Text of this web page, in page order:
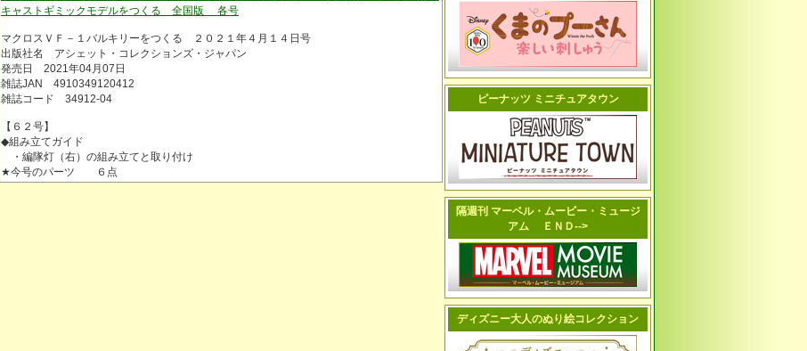
キャストギミックモデルをつくる 全国版 各号
マクロスＶＦ－１バルキリーをつくる ２０２１年４月１４日号
出版社名 アシェット・コレクションズ・ジャパン
発売日 2021年04月07日
雑誌JAN 4910349120412
雑誌コード 34912-04
【６２号】
◆組み立てガイド
・編隊灯（右）の組み立てと取り付け
★今号のパーツ ６点
ピーナッツ ミニチュアタウン
隔週刊 マーベル・ムービー・ミュージ
アム ＥＮＤ-->
ディズニー大人のぬり絵コレクション